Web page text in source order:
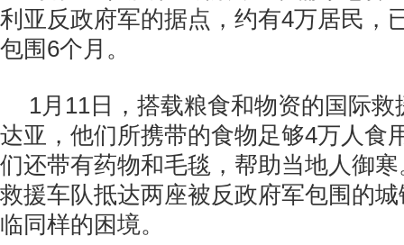
利亚反政府军的据点，约有4万居民，
包围6个月。
1月11日，搭载粮食和物资的国际
达亚，他们所携带的食物足够4万人食
们还带有药物和毛毯，帮助当地人御
救援车队抵达两座被反政府军包围的
临同样的困境。